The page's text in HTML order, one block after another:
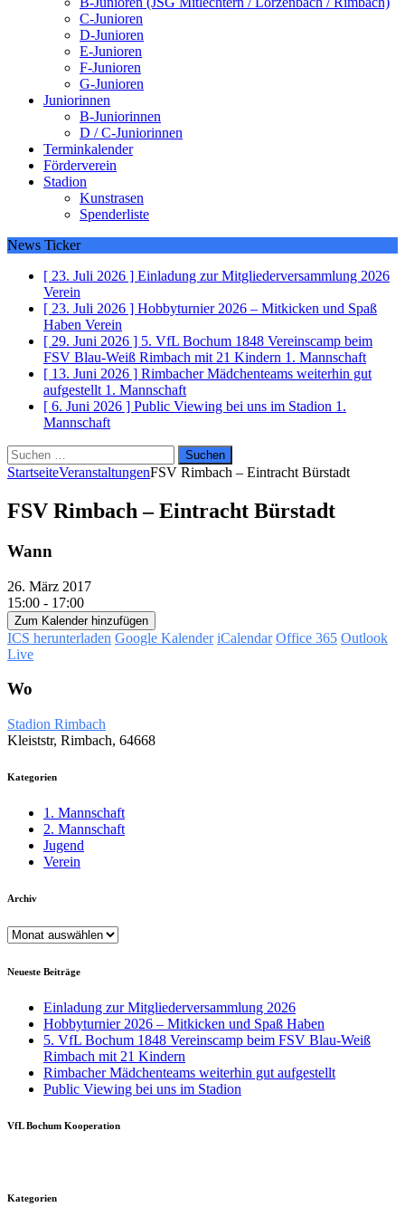
C-Junioren
D-Junioren
E-Junioren
F-Junioren
G-Junioren
Juniorinnen
B-Juniorinnen
D / C-Juniorinnen
Terminkalender
Förderverein
Stadion
Kunstrasen
Spenderliste
News Ticker
[ 23. Juli 2026 ] Einladung zur Mitgliederversammlung 2026
Verein
[ 23. Juli 2026 ] Hobbyturnier 2026 – Mitkicken und Spaß
Haben Verein
[ 29. Juni 2026 ] 5. VfL Bochum 1848 Vereinscamp beim
FSV Blau-Weiß Rimbach mit 21 Kindern 1. Mannschaft
[ 13. Juni 2026 ] Rimbacher Mädchenteams weiterhin gut
aufgestellt 1. Mannschaft
[ 6. Juni 2026 ] Public Viewing bei uns im Stadion 1.
Mannschaft
Suchen
nach:
StartseiteVeranstaltungenFSV Rimbach – Eintracht Bürstadt
FSV Rimbach – Eintracht Bürstadt
Wann
26. März 2017
15:00 - 17:00
Zum Kalender hinzufügen
ICS herunterladen Google Kalender iCalendar Office 365 Outlook
Live
Wo
Stadion Rimbach
Kleiststr, Rimbach, 64668
Kategorien
1. Mannschaft
2. Mannschaft
Jugend
Verein
Archiv
Archiv
Neueste Beiträge
Einladung zur Mitgliederversammlung 2026
Hobbyturnier 2026 – Mitkicken und Spaß Haben
5. VfL Bochum 1848 Vereinscamp beim FSV Blau-Weiß
Rimbach mit 21 Kindern
Rimbacher Mädchenteams weiterhin gut aufgestellt
Public Viewing bei uns im Stadion
VfL Bochum Kooperation
Kategorien